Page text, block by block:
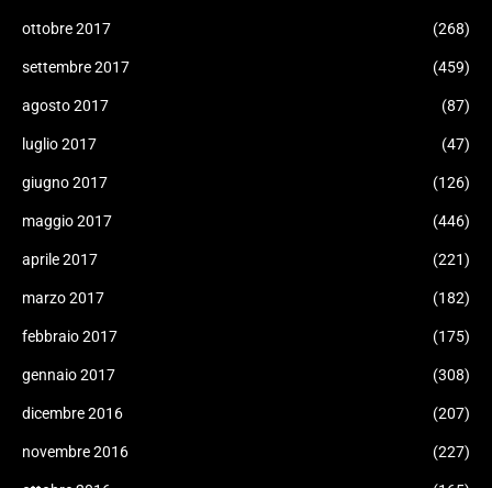
ottobre 2017 (268)
settembre 2017 (459)
agosto 2017 (87)
luglio 2017 (47)
giugno 2017 (126)
maggio 2017 (446)
aprile 2017 (221)
marzo 2017 (182)
febbraio 2017 (175)
gennaio 2017 (308)
dicembre 2016 (207)
novembre 2016 (227)